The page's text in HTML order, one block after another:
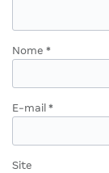
Nome *
E-mail *
Site